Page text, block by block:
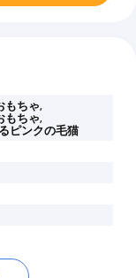
もちゃ,
もちゃ,
ピンクの毛猫